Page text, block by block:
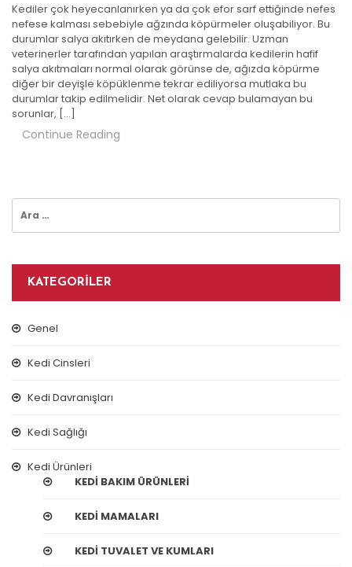
Kediler çok heyecanlanırken ya da çok efor sarf ettiğinde nefes
nefese kalması sebebiyle ağzında köpürmeler oluşabiliyor. Bu
durumlar salya akıtırken de meydana gelebilir. Uzman
veterinerler tarafından yapılan araştırmalarda kedilerin hafif
salya akıtmaları normal olarak görünse de, ağızda köpürme
diğer bir deyişle köpüklenme tekrar ediliyorsa mutlaka bu
durumlar takip edilmelidir. Net olarak cevap bulamayan bu
sorunlar, […]
Continue Reading
Arama:
KATEGORILER
Genel
Kedi Cinsleri
Kedi Davranışları
Kedi Sağlığı
Kedi Ürünleri
KEDI BAKIM ÜRÜNLERI
KEDI MAMALARI
KEDI TUVALET VE KUMLARI